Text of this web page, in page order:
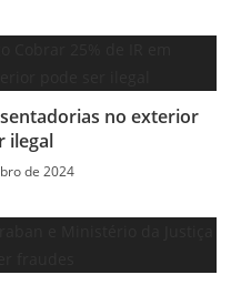
no exterior
ilegal
de 2024